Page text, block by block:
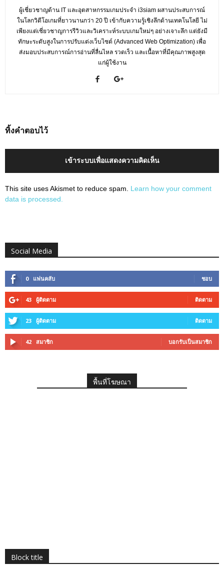
ผู้เชี่ยวชาญด้าน IT และอุตสาหกรรมเกมประจำ i3siam ผสานประสบการณ์
ในโลกวิดีโอเกมที่ยาวนานกว่า 20 ปี เข้ากับความรู้เชิงลึกด้านเทคโนโลยี ไม่
เพียงแต่เชี่ยวชาญการรีวิวและวิเคราะห์ระบบเกมใหม่ๆ อย่างเจาะลึก แต่ยังมี
ทักษะระดับสูงในการปรับแต่งเว็บไซต์ (Advanced Web Optimization) เพื่อ
ส่งมอบประสบการณ์การอ่านที่ลื่นไหล รวดเร็ว และเนื้อหาที่มีคุณภาพสูงสุด
แก่ผู้ใช้งาน
ทิ้งคำตอบไว้
เข้าระบบเพื่อแสดงความคิดเห็น
This site uses Akismet to reduce spam. Learn how your comment
data is processed.
Social Media
0 แฟนคลับ ชอบ
43 ผู้ติดตาม ติดตาม
23 ผู้ติดตาม ติดตาม
42 สมาชิก บอกรับเป็นสมาชิก
พื้นที่โฆษณา
Block title